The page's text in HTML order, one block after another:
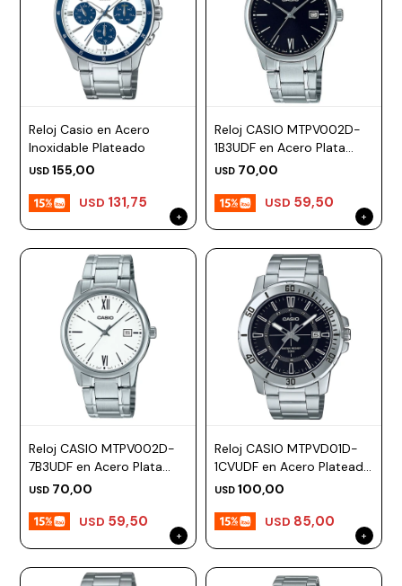
Reloj Casio en Acero
Inoxidable Plateado
USD 155,00
USD 131,75
Reloj CASIO MTPV002D-
1B3UDF en Acero Plata
Esfera 44mm
USD 70,00
USD 59,50
Reloj CASIO MTPV002D-
7B3UDF en Acero Plata
Esfera 44mm
USD 70,00
USD 59,50
Reloj CASIO MTPVD01D-
1CVUDF en Acero Plateado
Esfera 45mm
USD 100,00
USD 85,00